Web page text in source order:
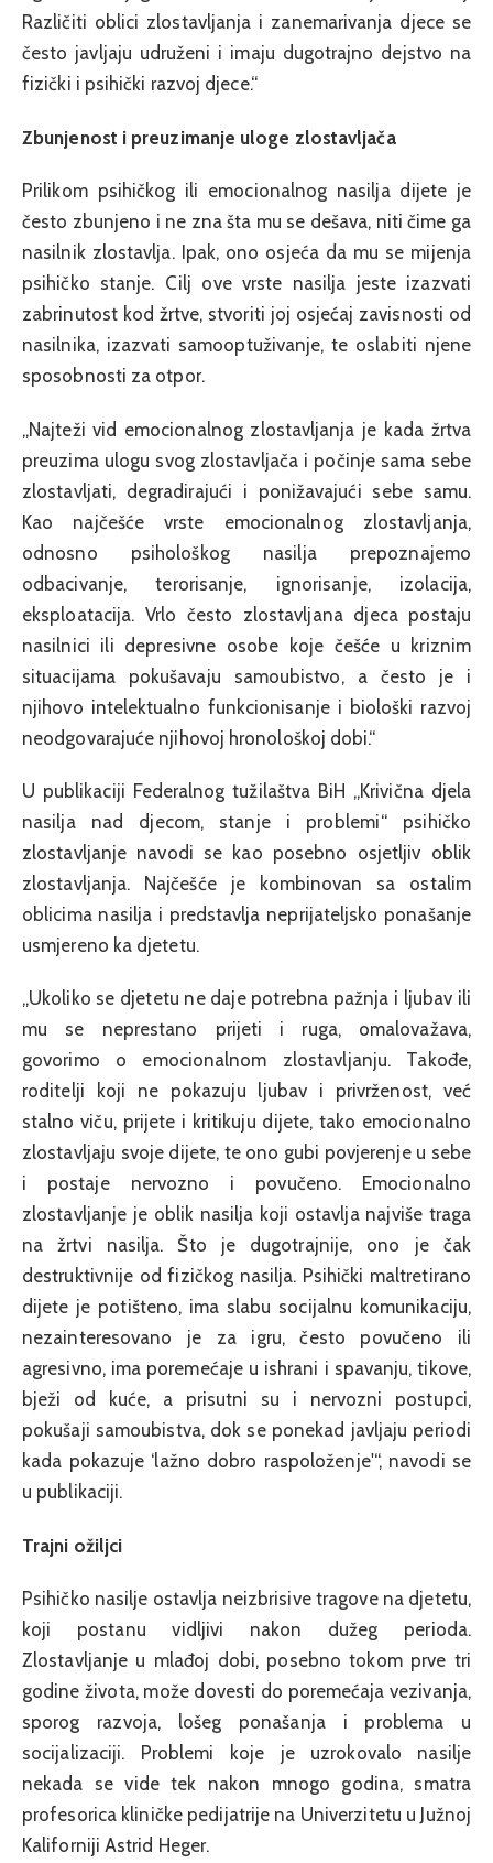
Različiti oblici zlostavljanja i zanemarivanja djece se
često javljaju udruženi i imaju dugotrajno dejstvo na
fizički i psihički razvoj djece.“
Zbunjenost i preuzimanje uloge zlostavljača
Prilikom psihičkog ili emocionalnog nasilja dijete je
često zbunjeno i ne zna šta mu se dešava, niti čime ga
nasilnik zlostavlja. Ipak, ono osjeća da mu se mijenja
psihičko stanje. Cilj ove vrste nasilja jeste izazvati
zabrinutost kod žrtve, stvoriti joj osjećaj zavisnosti od
nasilnika, izazvati samooptuživanje, te oslabiti njene
sposobnosti za otpor.
„Najteži vid emocionalnog zlostavljanja je kada žrtva
preuzima ulogu svog zlostavljača i počinje sama sebe
zlostavljati, degradirajući i ponižavajući sebe samu.
Kao najčešće vrste emocionalnog zlostavljanja,
odnosno psihološkog nasilja prepoznajemo
odbacivanje, terorisanje, ignorisanje, izolacija,
eksploatacija. Vrlo često zlostavljana djeca postaju
nasilnici ili depresivne osobe koje češće u kriznim
situacijama pokušavaju samoubistvo, a često je i
njihovo intelektualno funkcionisanje i biološki razvoj
neodgovarajuće njihovoj hronološkoj dobi.“
U publikaciji Federalnog tužilaštva BiH „Krivična djela
nasilja nad djecom, stanje i problemi“ psihičko
zlostavljanje navodi se kao posebno osjetljiv oblik
zlostavljanja. Najčešće je kombinovan sa ostalim
oblicima nasilja i predstavlja neprijateljsko ponašanje
usmjereno ka djetetu.
„Ukoliko se djetetu ne daje potrebna pažnja i ljubav ili
mu se neprestano prijeti i ruga, omalovažava,
govorimo o emocionalnom zlostavljanju. Takođe,
roditelji koji ne pokazuju ljubav i privrženost, već
stalno viču, prijete i kritikuju dijete, tako emocionalno
zlostavljaju svoje dijete, te ono gubi povjerenje u sebe
i postaje nervozno i povučeno. Emocionalno
zlostavljanje je oblik nasilja koji ostavlja najviše traga
na žrtvi nasilja. Što je dugotrajnije, ono je čak
destruktivnije od fizičkog nasilja. Psihički maltretirano
dijete je potišteno, ima slabu socijalnu komunikaciju,
nezainteresovano je za igru, često povučeno ili
agresivno, ima poremećaje u ishrani i spavanju, tikove,
bježi od kuće, a prisutni su i nervozni postupci,
pokušaji samoubistva, dok se ponekad javljaju periodi
kada pokazuje ‘lažno dobro raspoloženje'“, navodi se
u publikaciji.
Trajni ožiljci
Psihičko nasilje ostavlja neizbrisive tragove na djetetu,
koji postanu vidljivi nakon dužeg perioda.
Zlostavljanje u mlađoj dobi, posebno tokom prve tri
godine života, može dovesti do poremećaja vezivanja,
sporog razvoja, lošeg ponašanja i problema u
socijalizaciji. Problemi koje je uzrokovalo nasilje
nekada se vide tek nakon mnogo godina, smatra
profesorica kliničke pedijatrije na Univerzitetu u Južnoj
Kaliforniji Astrid Heger.